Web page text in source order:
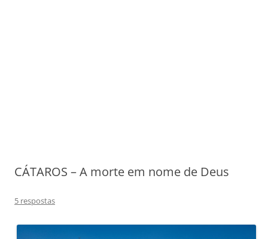
CÁTAROS – A morte em nome de Deus
5 respostas